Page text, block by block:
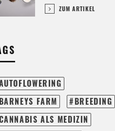
ZUM ARTIKEL
BARNEYS FARM
BREEDING
ALS MEDIZIN